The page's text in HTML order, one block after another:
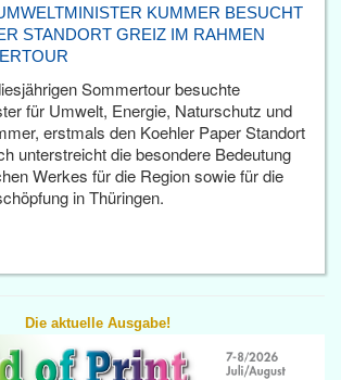
KUMMER BESUCHT
STANDORT GREIZ IM RAHMEN
Sommertour besuchte
für Umwelt, Energie, Naturschutz und
erstmals den Koehler Paper Standort
unterstreicht die besondere Bedeutung
Werkes für die Region sowie für die
in Thüringen.
Die aktuelle Ausgabe!